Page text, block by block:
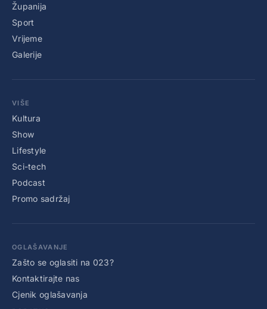
Županija
Sport
Vrijeme
Galerije
VIŠE
Kultura
Show
Lifestyle
Sci-tech
Podcast
Promo sadržaj
OGLAŠAVANJE
Zašto se oglasiti na 023?
Kontaktirajte nas
Cjenik oglašavanja